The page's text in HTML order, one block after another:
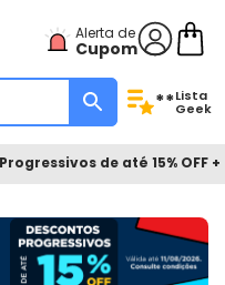
Alerta de
Cupom
**Lista
Geek
de até 15% OFF